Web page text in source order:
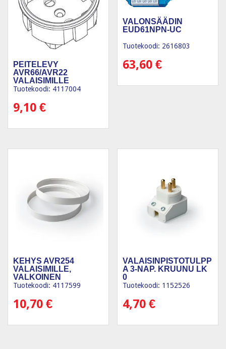
PEITELEVY
AVR66/AVR22
VALAISIMILLE
Tuotekoodi: 4117004
9,10 €
VALONSÄÄDIN
EUD61NPN-UC
Tuotekoodi: 2616803
63,60€
KEHYS AVR254
VALAISIMILLE,
VALKOINEN
Tuotekoodi: 4117599
10,70 €
VALAISINPISTOTULPP
A 3-NAP. KRUUNU LK
0
Tuotekoodi: 1152526
4,70€